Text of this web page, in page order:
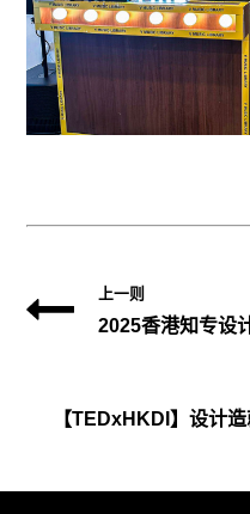
上一则
2025香港知专设
【TEDxHKDI】设计